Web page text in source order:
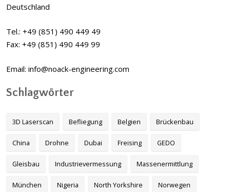
Deutschland
Tel.: +49 (851) 490 449 49
Fax: +49 (851) 490 449 99
Email: info@noack-engineering.com
Schlagwörter
3D Laserscan Befliegung Belgien Brückenbau
China Drohne Dubai Freising GEDO
Gleisbau Industrievermessung Massenermittlung
München Nigeria North Yorkshire Norwegen